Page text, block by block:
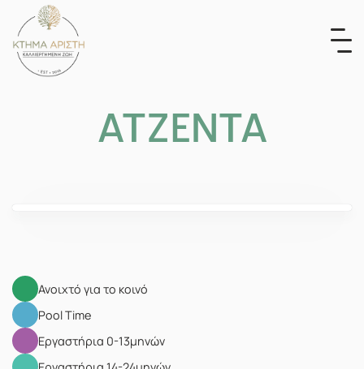
content
ΑΤΖΕΝΤΑ
Ανοιχτό για το κοινό
Pool Time
Εργαστήρια 0-13μηνών